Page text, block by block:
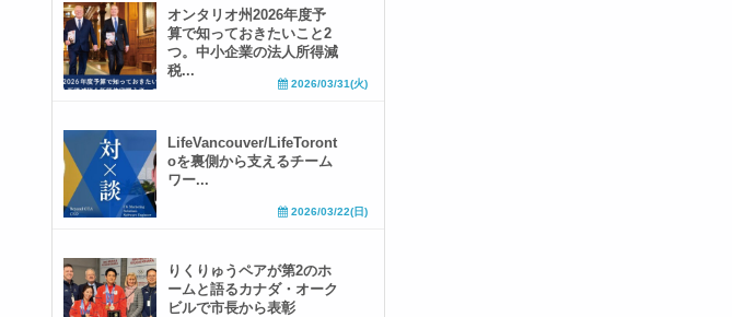
オンタリオ州2026年度予
算で知っておきたいこと2
つ。中小企業の法人所得減
税...
2026/03/31(火)
LifeVancouver/LifeToront
oを裏側から支えるチーム
ワー...
2026/03/22(日)
りくりゅうペアが第2のホ
ームと語るカナダ・オーク
ビルで市長から表彰